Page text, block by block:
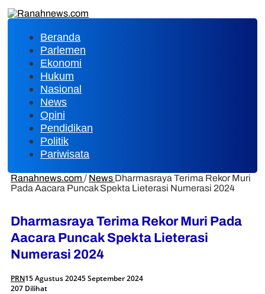
Beranda
Parlemen
Ekonomi
Hukum
Nasional
News
Opini
Pendidikan
Politik
Pariwisata
Ranahnews.com / News Dharmasraya Terima Rekor Muri
Pada Aacara Puncak Spekta Lieterasi Numerasi 2024
Dharmasraya Terima Rekor Muri Pada
Aacara Puncak Spekta Lieterasi
Numerasi 2024
PRN15 Agustus 20245 September 2024
207 Dilihat